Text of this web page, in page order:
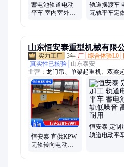
蓄电池轨道电动
平车 室内室外搬
轨道摆渡车
无轨平车定
山东恒安泰重型机械有限
3年 厂 综合体验L0
真实性已核验
山东泰安
主营： 龙门吊、单梁起重机、双梁
降货梯、电磁吸盘、所有起重设备
恒安泰 直供KPW
无轨转向电动平
恒安泰 定制
轨道电动平